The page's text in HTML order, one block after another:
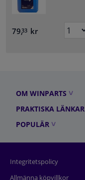
79,33 kr
OM WINPARTS
PRAKTISKA LÄNKAR
POPULÄR
Integritetspolicy
Allmänna köpvillkor